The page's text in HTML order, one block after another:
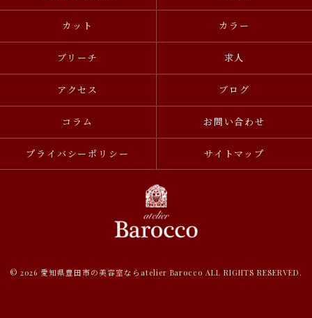
カット カラー
ブリーチ 求人
アクセス ブログ
コラム お問い合わせ
プライバシーポリシー サイトマップ
© 2026 愛知県豊田市の美容室ならatelier Barocco ALL RIGHTS RESERVED.